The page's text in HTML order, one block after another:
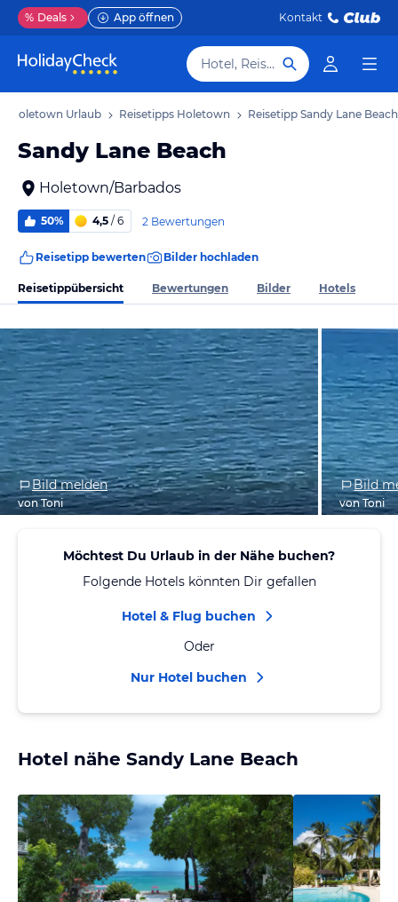
% Deals App öffnen Kontakt
Hotel, Reiseziel
Holetown Urlaub Reisetipps Holetown Reisetipp Sandy Lane Beach
Sandy Lane Beach
Holetown/Barbados
50% 4,5 / 6 2 Bewertungen
Reisetipp bewerten Bilder hochladen
Reisetippübersicht Bewertungen Bilder Hotels
Bild melden
von Toni
Bild
von Toni
Möchtest Du Urlaub in der Nähe buchen?
Folgende Hotels könnten Dir gefallen
Hotel & Flug buchen
Oder
Nur Hotel buchen
Hotel nähe Sandy Lane Beach